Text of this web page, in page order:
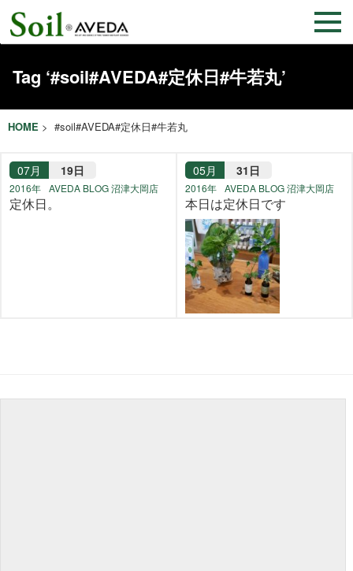
Tag ‘#soil#AVEDA#定休日#牛若丸’
HOME > #soil#AVEDA#定休日#牛若丸
07月 19日
2016年 AVEDA BLOG 沼津大岡店
定休日。
05月 31日
2016年 AVEDA BLOG 沼津大岡店
本日は定休日です